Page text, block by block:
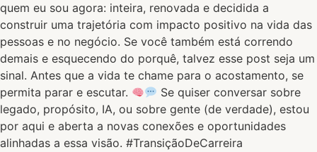
quem eu sou agora: inteira, renovada e decidida a
construir uma trajetória com impacto positivo na vida das
pessoas e no negócio. Se você também está correndo
demais e esquecendo do porquê, talvez esse post seja um
sinal. Antes que a vida te chame para o acostamento, se
permita parar e escutar.
Se quiser conversar sobre
legado, propósito, IA, ou sobre gente (de verdade), estou
por aqui e aberta a novas conexões e oportunidades
alinhadas a essa visão. #TransiçãoDeCarreira